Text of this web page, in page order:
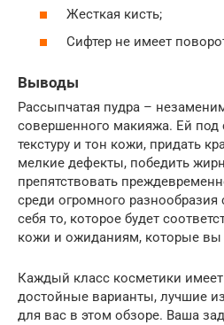
Жесткая кисть;
Сифтер не имеет
Выводы
Рассыпчатая пудра –
совершенного макияжа. Ей под
текстуру и тон кожи, придать
мелкие дефекты, победить
препятствовать
среди огромного разнообразия
себя то, которое будет
кожи и ожиданиям, которые вы
Каждый класс косметики
достойные варианты, лучшие
для вас в этом обзоре. Ваша